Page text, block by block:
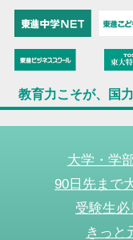
教育力こそが、国力
大学・学
90日先まで
受験生
きっと